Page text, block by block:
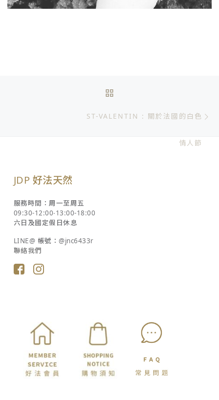
ST-VALENTIN : 關於法國的白色
情人節
JDP 好法天然
服務時間：周一至周五
09:30-12:00‧13:00-18:00
六日及國定假日休息
LINE@ 帳號：@jnc6433r
聯絡我們